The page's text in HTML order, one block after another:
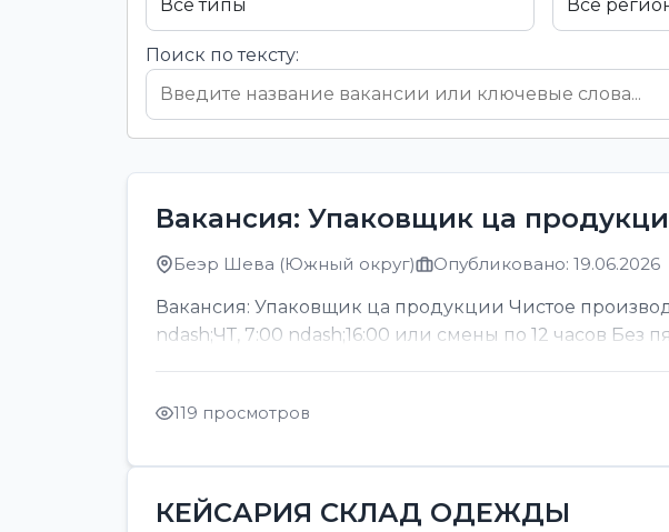
Поиск по тексту:
Вакансия: Упаковщик ца
Беэр Шева (Южный округ) Опубликовано: 19.06.2026
Вакансия: Упаковщик ца продукции Чистое
ndash;ЧТ, 7:00 ndash;16:00 или смены по 12 часов Без
119 просмотров
КЕЙСАРИЯ СКЛАД ОДЕЖДЫ